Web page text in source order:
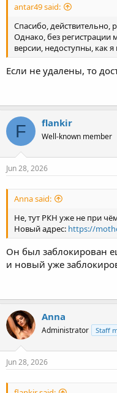
antar49 said:
Спасибо, действительно,
Однако, без регистрации
версии, недоступны, как
Если не удалены, то
F flankir
Well-known member
Jun 28, 2026
Anna said:
Не, тут РКН уже не при
Новый адрес: https://
Он был заблокирован
и новый уже
Anna
Administrator Staff
Jun 28, 2026